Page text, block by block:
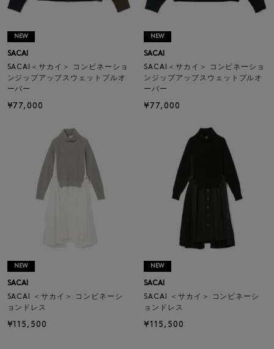
NEW
SACAI
SACAI＜サカイ＞ コンビネーショ
ンジップアップスウェットプルオ
ーバー
¥77,000
NEW
SACAI
SACAI＜サカイ＞ コンビネーショ
ンジップアップスウェットプルオ
ーバー
¥77,000
NEW
SACAI
SACAI ＜サカイ＞ コンビネーシ
ョンドレス
¥115,500
NEW
SACAI
SACAI ＜サカイ＞ コンビネーシ
ョンドレス
¥115,500